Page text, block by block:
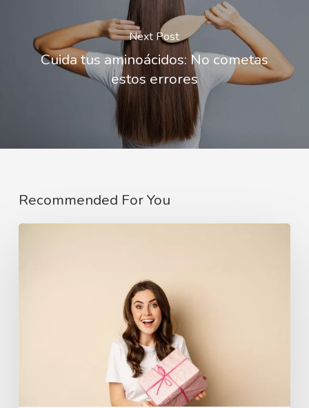
Next Post
Cuida tus aminoácidos: No cometas
estos errores
Recommended For You